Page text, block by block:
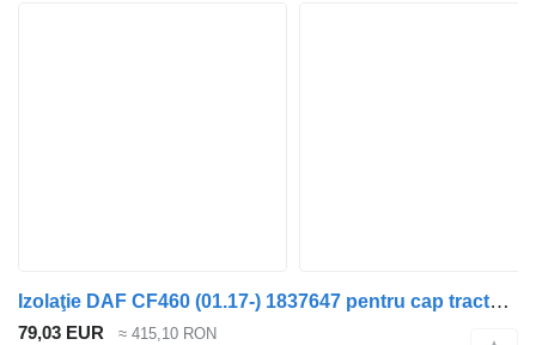
Izolaţie DAF CF460 (01.17-) 1837647 pentru cap tractor DAF CF450, CF460 (2017-)
79,03 EUR ≈ 415,10 RON